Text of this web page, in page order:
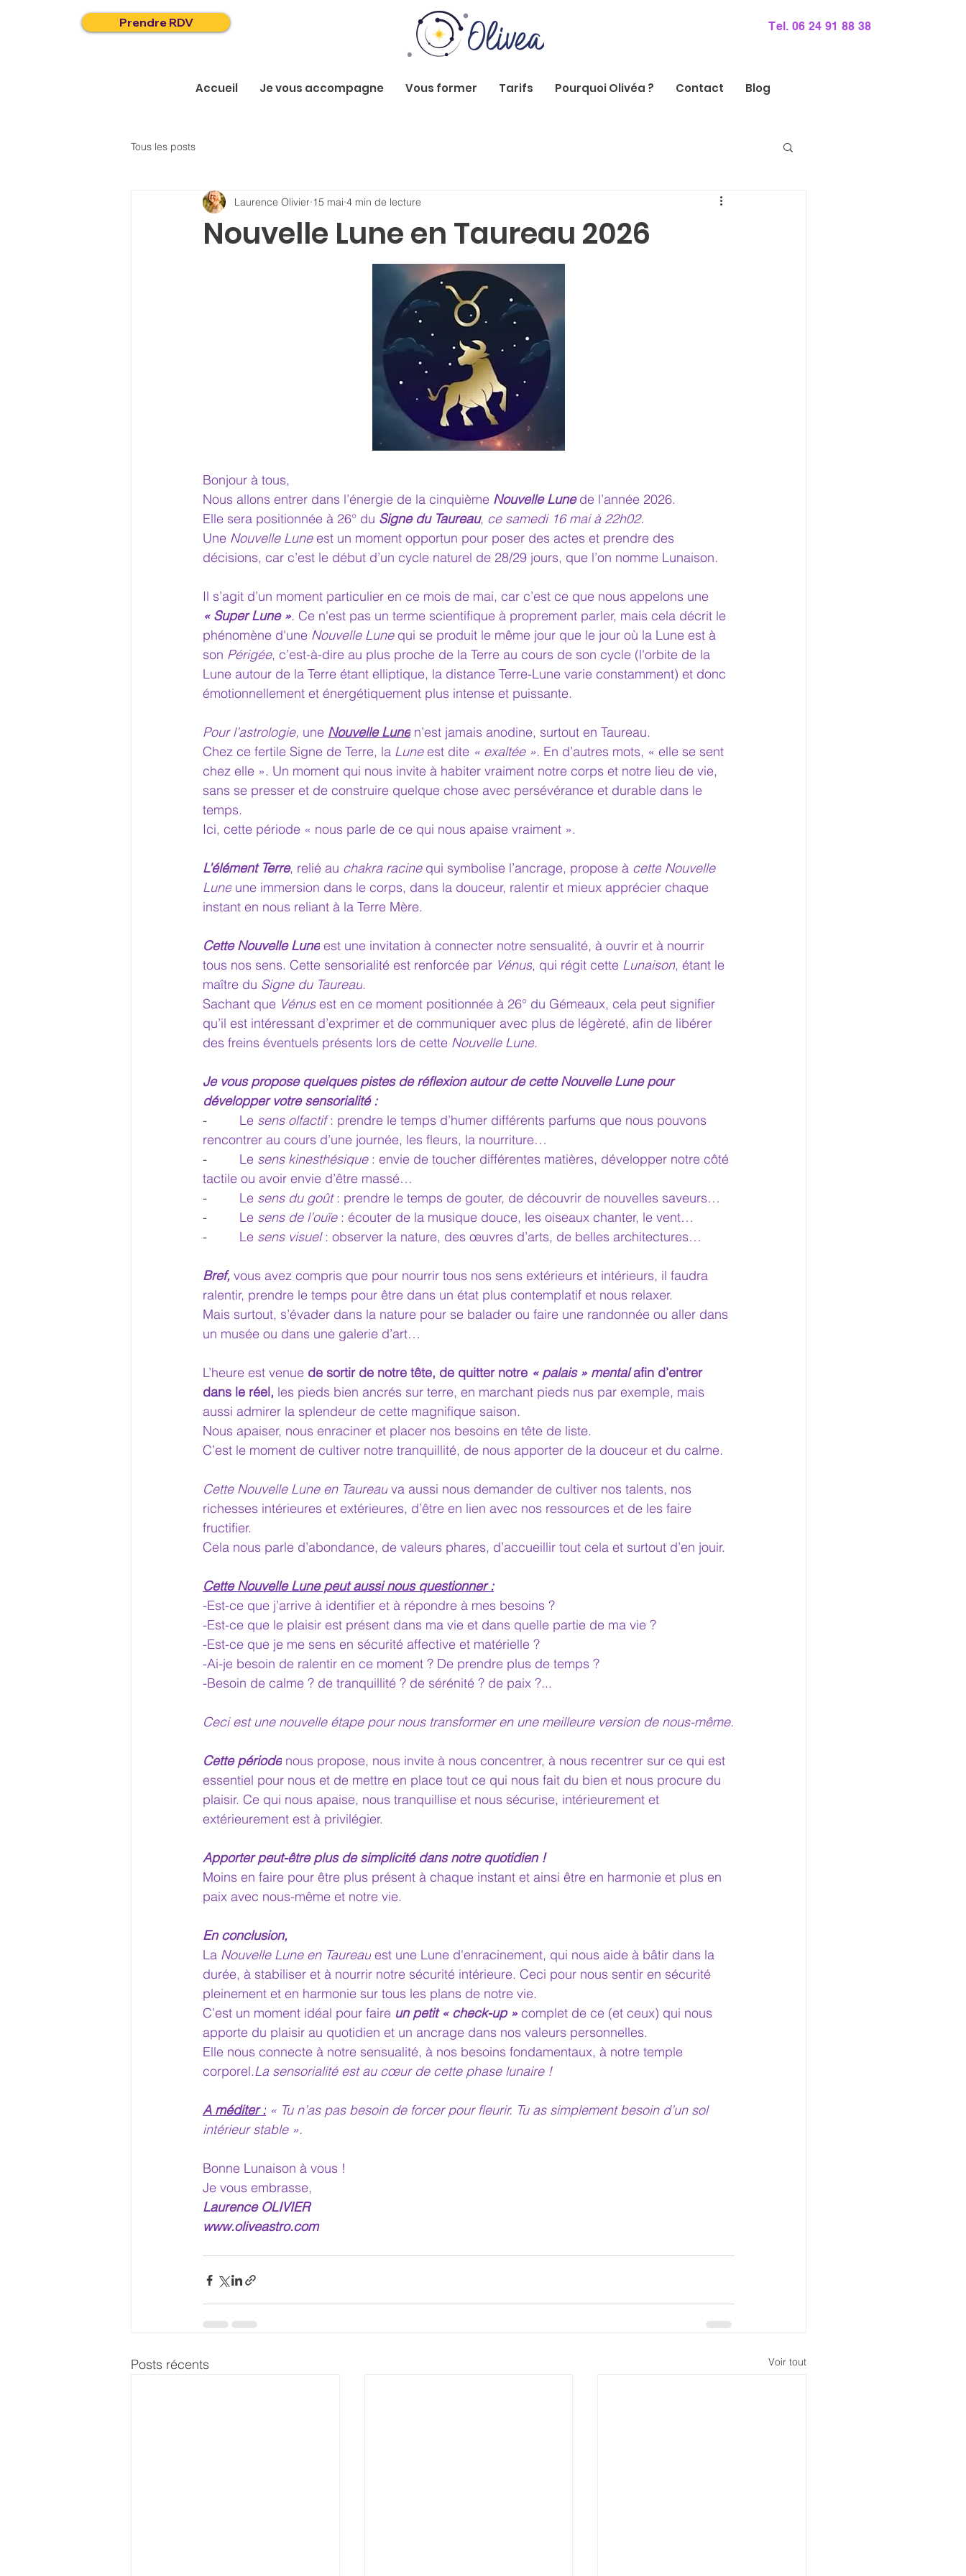
Prendre RDV Tel. 06 24 91 88 38
Accueil Je vous accompagne Vous former Tarifs Pourquoi Olivéa ? Contact Blog
Tous les posts
Nouvelle Lune en Taureau 2026
Laurence Olivier 15 mai 4 min de lecture
Bonjour à tous,
Nous allons entrer dans l’énergie de la cinquième Nouvelle Lune de l’année 2026.
Elle sera positionnée à 26° du Signe du Taureau, ce samedi 16 mai à 22h02.
Une Nouvelle Lune est un moment opportun pour poser des actes et prendre des
décisions, car c’est le début d’un cycle naturel de 28/29 jours, que l’on nomme Lunaison.
Il s’agit d’un moment particulier en ce mois de mai, car c’est ce que nous appelons une
« Super Lune ». Ce n'est pas un terme scientifique à proprement parler, mais cela décrit le
phénomène d'une Nouvelle Lune qui se produit le même jour que le jour où la Lune est à
son Périgée, c’est-à-dire au plus proche de la Terre au cours de son cycle (l'orbite de la
Lune autour de la Terre étant elliptique, la distance Terre-Lune varie constamment) et donc
émotionnellement et énergétiquement plus intense et puissante.
Pour l’astrologie, une Nouvelle Lune n’est jamais anodine, surtout en Taureau.
Chez ce fertile Signe de Terre, la Lune est dite « exaltée ». En d’autres mots, « elle se sent
chez elle ». Un moment qui nous invite à habiter vraiment notre corps et notre lieu de vie,
sans se presser et de construire quelque chose avec persévérance et durable dans le
temps.
Ici, cette période « nous parle de ce qui nous apaise vraiment ».
L’élément Terre, relié au chakra racine qui symbolise l’ancrage, propose à cette Nouvelle
Lune une immersion dans le corps, dans la douceur, ralentir et mieux apprécier chaque
instant en nous reliant à la Terre Mère.
Cette Nouvelle Lune est une invitation à connecter notre sensualité, à ouvrir et à nourrir
tous nos sens. Cette sensorialité est renforcée par Vénus, qui régit cette Lunaison, étant le
maître du Signe du Taureau.
Sachant que Vénus est en ce moment positionnée à 26° du Gémeaux, cela peut signifier
qu’il est intéressant d’exprimer et de communiquer avec plus de légèreté, afin de libérer
des freins éventuels présents lors de cette Nouvelle Lune.
Je vous propose quelques pistes de réflexion autour de cette Nouvelle Lune pour
développer votre sensorialité :
- Le sens olfactif : prendre le temps d’humer différents parfums que nous pouvons
rencontrer au cours d’une journée, les fleurs, la nourriture…
- Le sens kinesthésique : envie de toucher différentes matières, développer notre côté
tactile ou avoir envie d’être massé…
- Le sens du goût : prendre le temps de gouter, de découvrir de nouvelles saveurs…
- Le sens de l’ouïe : écouter de la musique douce, les oiseaux chanter, le vent…
- Le sens visuel : observer la nature, des œuvres d’arts, de belles architectures…
Bref, vous avez compris que pour nourrir tous nos sens extérieurs et intérieurs, il faudra
ralentir, prendre le temps pour être dans un état plus contemplatif et nous relaxer.
Mais surtout, s’évader dans la nature pour se balader ou faire une randonnée ou aller dans
un musée ou dans une galerie d’art…
L’heure est venue de sortir de notre tête, de quitter notre « palais » mental afin d’entrer
dans le réel, les pieds bien ancrés sur terre, en marchant pieds nus par exemple, mais
aussi admirer la splendeur de cette magnifique saison.
Nous apaiser, nous enraciner et placer nos besoins en tête de liste.
C’est le moment de cultiver notre tranquillité, de nous apporter de la douceur et du calme.
Cette Nouvelle Lune en Taureau va aussi nous demander de cultiver nos talents, nos
richesses intérieures et extérieures, d’être en lien avec nos ressources et de les faire
fructifier.
Cela nous parle d’abondance, de valeurs phares, d’accueillir tout cela et surtout d’en jouir.
Cette Nouvelle Lune peut aussi nous questionner :
-Est-ce que j’arrive à identifier et à répondre à mes besoins ?
-Est-ce que le plaisir est présent dans ma vie et dans quelle partie de ma vie ?
-Est-ce que je me sens en sécurité affective et matérielle ?
-Ai-je besoin de ralentir en ce moment ? De prendre plus de temps ?
-Besoin de calme ? de tranquillité ? de sérénité ? de paix ?...
Ceci est une nouvelle étape pour nous transformer en une meilleure version de nous-même.
Cette période nous propose, nous invite à nous concentrer, à nous recentrer sur ce qui est
essentiel pour nous et de mettre en place tout ce qui nous fait du bien et nous procure du
plaisir. Ce qui nous apaise, nous tranquillise et nous sécurise, intérieurement et
extérieurement est à privilégier.
Apporter peut-être plus de simplicité dans notre quotidien !
Moins en faire pour être plus présent à chaque instant et ainsi être en harmonie et plus en
paix avec nous-même et notre vie.
En conclusion,
La Nouvelle Lune en Taureau est une Lune d'enracinement, qui nous aide à bâtir dans la
durée, à stabiliser et à nourrir notre sécurité intérieure. Ceci pour nous sentir en sécurité
pleinement et en harmonie sur tous les plans de notre vie.
C’est un moment idéal pour faire un petit « check-up » complet de ce (et ceux) qui nous
apporte du plaisir au quotidien et un ancrage dans nos valeurs personnelles.
Elle nous connecte à notre sensualité, à nos besoins fondamentaux, à notre temple
corporel.La sensorialité est au cœur de cette phase lunaire !
A méditer : « Tu n’as pas besoin de forcer pour fleurir. Tu as simplement besoin d’un sol
intérieur stable ».
Bonne Lunaison à vous !
Je vous embrasse,
Laurence OLIVIER
www.oliveastro.com
Posts récents Voir tout